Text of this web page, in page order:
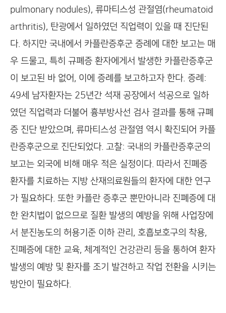
pulmonary nodules), 류마티스성 관절염(rheumatoid
arthritis), 탄광에서 일하였던 직업력이 있을 때 진단된
다. 하지만 국내에서 카플란증후군 증례에 대한 보고는 매
우 드물고, 특히 규폐증 환자에게서 발생한 카플란증후군
이 보고된 바 없어, 이에 증례를 보고하고자 한다. 증례:
49세 남자환자는 25년간 석재 공장에서 석공으로 일하
였던 직업력과 더불어 흉부방사선 검사 결과를 통해 규폐
증 진단 받았으며, 류마티스성 관절염 역시 확진되어 카플
란증후군으로 진단되었다. 고찰: 국내의 카플란증후군의
보고는 외국에 비해 매우 적은 실정이다. 따라서 진폐증
환자를 치료하는 지방 산재의료원들의 환자에 대한 연구
가 필요하다. 또한 카플란 증후군 뿐만아니라 진폐증에 대
한 완치법이 없으므로 질환 발생의 예방을 위해 사업장에
서 분진농도의 허용기준 이하 관리, 호흡보호구의 착용,
진폐증에 대한 교육, 체계적인 건강관리 등을 통하여 환자
발생의 예방 및 환자를 조기 발견하고 작업 전환을 시키는
방안이 필요하다.